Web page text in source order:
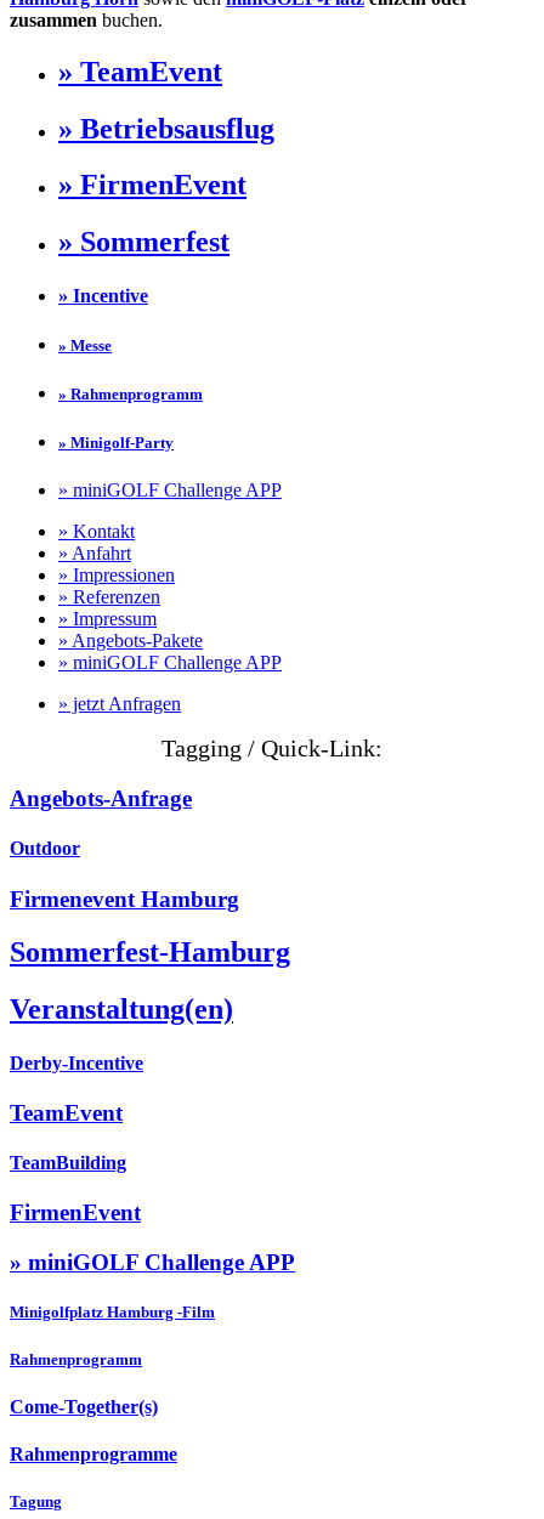
zusammen buchen.
» TeamEvent
» Betriebsausflug
» FirmenEvent
» Sommerfest
» Incentive
» Messe
» Rahmenprogramm
» Minigolf-Party
» miniGOLF Challenge APP
» Kontakt
» Anfahrt
» Impressionen
» Referenzen
» Impressum
» Angebots-Pakete
» miniGOLF Challenge APP
» jetzt Anfragen
Tagging / Quick-Link:
Angebots-Anfrage
Outdoor
Firmenevent Hamburg
Sommerfest-Hamburg
Veranstaltung(en)
Derby-Incentive
TeamEvent
TeamBuilding
FirmenEvent
» miniGOLF Challenge APP
Minigolfplatz Hamburg -Film
Rahmenprogramm
Come-Together(s)
Rahmenprogramme
Tagung